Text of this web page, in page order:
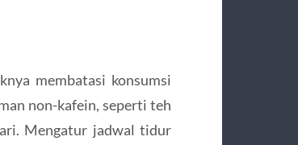
membatasi konsumsi
non-kafein, seperti teh
Mengatur jadwal tidur